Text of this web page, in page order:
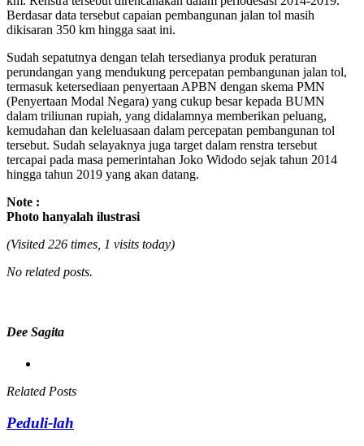
Berdasar data tersebut capaian pembangunan jalan tol masih
dikisaran 350 km hingga saat ini.
Sudah sepatutnya dengan telah tersedianya produk peraturan
perundangan yang mendukung percepatan pembangunan jalan tol,
termasuk ketersediaan penyertaan APBN dengan skema PMN
(Penyertaan Modal Negara) yang cukup besar kepada BUMN
dalam triliunan rupiah, yang didalamnya memberikan peluang,
kemudahan dan keleluasaan dalam percepatan pembangunan tol
tersebut. Sudah selayaknya juga target dalam renstra tersebut
tercapai pada masa pemerintahan Joko Widodo sejak tahun 2014
hingga tahun 2019 yang akan datang.
Note :
Photo hanyalah ilustrasi
(Visited 226 times, 1 visits today)
No related posts.
Dee Sagita
Related Posts
Peduli-lah